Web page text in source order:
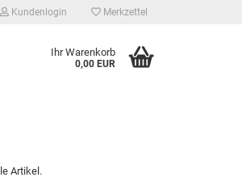
Kundenlogin Merkzettel
Ihr Warenkorb
0,00 EUR
Artikel.